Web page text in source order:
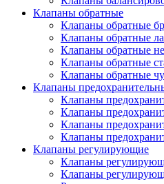
Клапаны обратные
Клапаны обратные
Клапаны обратные
Клапаны обратные
Клапаны обратные
Клапаны обратные
Клапаны
Клапаны
Клапаны
Клапаны
Клапаны
Клапаны регулирующие
Клапаны
Клапаны